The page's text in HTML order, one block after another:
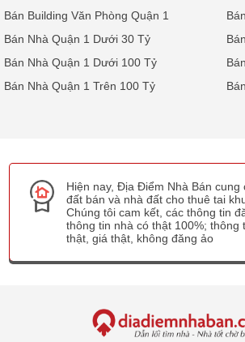
Bán Building Văn Phòng Quận 1
Bán Nhà Quận 1 Dưới 30 Tỷ
Bán Nhà Quận 1 Dưới 100 Tỷ
Bán Nhà Quận 1 Trên 100 Tỷ
Hiện nay, Địa Điểm Nhà Bán cung
đất bán và nhà đất cho thuê tai
Chúng tôi cam kết, các thông tin
thông tin nhà có thật 100%; thông
thật, giá thật, không đăng ảo